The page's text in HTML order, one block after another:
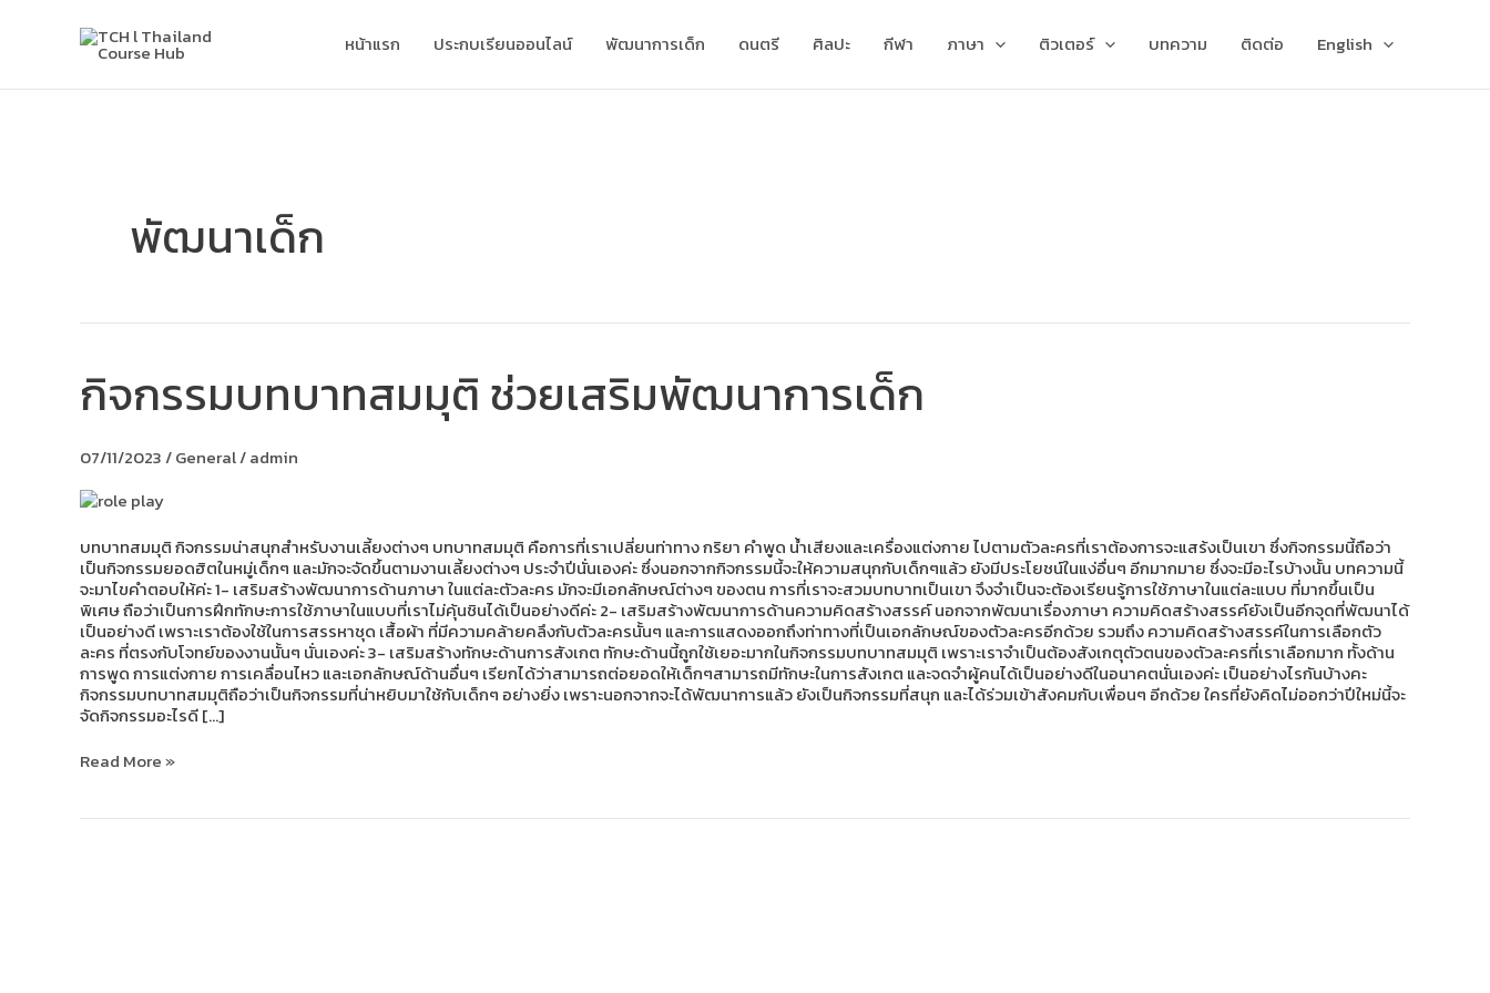
หน้าแรก ประกบเรียนออนไลน์ พัฒนาการเด็ก ดนตรี ศิลปะ กีฬา ภาษา ติวเตอร์ บทความ ติดต่อ English
พัฒนาเด็ก
กิจกรรมบทบาทสมมุติ ช่วยเสริมพัฒนาการเด็ก
07/11/2023/General/admin
บทบาทสมมุติ กิจกรรมน่าสนุกสำหรับงานเลี้ยงต่างๆ บทบาทสมมุติ คือการที่เราเปลี่ยนท่าทาง กริยา คำพูด น้ำเสียงและเครื่องแต่งกาย ไปตามตัวละครที่เราต้องการจะแสร้งเป็นเขา ซึ่งกิจกรรมนี้ถือว่า
เป็นกิจกรรมยอดฮิตในหมู่เด็กๆ และมักจะจัดขึ้นตามงานเลี้ยงต่างๆ ประจำปีนั่นเองค่ะ ซึ่งนอกจากกิจกรรมนี้จะให้ความสนุกกับเด็กๆแล้ว ยังมีประโยชน์ในแง่อื่นๆ อีกมากมาย ซึ่งจะมีอะไรบ้างนั้น บทความนี้
จะมาไขคำตอบให้ค่ะ 1- เสริมสร้างพัฒนาการด้านภาษา ในแต่ละตัวละคร มักจะมีเอกลักษณ์ต่างๆ ของตน การที่เราจะสวมบทบาทเป็นเขา จึงจำเป็นจะต้องเรียนรู้การใช้ภาษาในแต่ละแบบ ที่มากขึ้นเป็น
พิเศษ ถือว่าเป็นการฝึกทักษะการใช้ภาษาในแบบที่เราไม่คุ้นชินได้เป็นอย่างดีค่ะ 2- เสริมสร้างพัฒนาการด้านความคิดสร้างสรรค์ นอกจากพัฒนาเรื่องภาษา ความคิดสร้างสรรค์ยังเป็นอีกจุดที่พัฒนาได้
เป็นอย่างดี เพราะเราต้องใช้ในการสรรหาชุด เสื้อผ้า ที่มีความคล้ายคลึงกับตัวละครนั้นๆ และการแสดงออกถึงท่าทางที่เป็นเอกลักษณ์ของตัวละครอีกด้วย รวมถึง ความคิดสร้างสรรค์ในการเลือกตัว
ละคร ที่ตรงกับโจทย์ของงานนั้นๆ นั่นเองค่ะ 3- เสริมสร้างทักษะด้านการสังเกต ทักษะด้านนี้ถูกใช้เยอะมากในกิจกรรมบทบาทสมมุติ เพราะเราจำเป็นต้องสังเกตุตัวตนของตัวละครที่เราเลือกมาก ทั้งด้าน
การพูด การแต่งกาย การเคลื่อนไหว และเอกลักษณ์ด้านอื่นๆ เรียกได้ว่าสามารถต่อยอดให้เด็กๆสามารถมีทักษะในการสังเกต และจดจำผู้คนได้เป็นอย่างดีในอนาคตนั่นเองค่ะ เป็นอย่างไรกันบ้างคะ
กิจกรรมบทบาทสมมุติถือว่าเป็นกิจกรรมที่น่าหยิบมาใช้กับเด็กๆ อย่างยิ่ง เพราะนอกจากจะได้พัฒนาการแล้ว ยังเป็นกิจกรรมที่สนุก และได้ร่วมเข้าสังคมกับเพื่อนๆ อีกด้วย ใครที่ยังคิดไม่ออกว่าปีใหม่นี้จะ
จัดกิจกรรมอะไรดี […]
กิจกรรม
บทบาท
สมมุติ
เสริม
เด็ก
Read More »